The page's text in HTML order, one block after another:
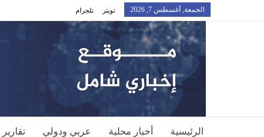
الجمعة, أغسطس 7, 2026 تويتر تلجرام
الرئيسية أخبار محلية عربي ودولي تقارير